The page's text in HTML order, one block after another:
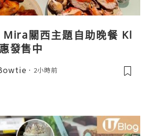
Mira關西主題自助晚餐 Kl
發售中
2小時前